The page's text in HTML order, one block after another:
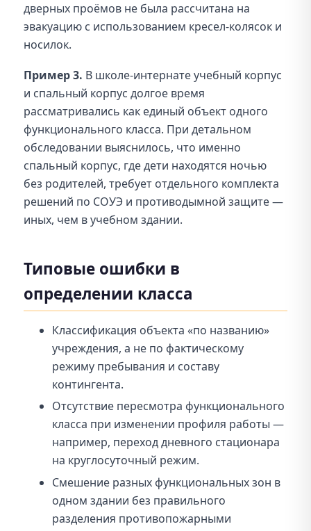
дверных проёмов не была рассчитана на
эвакуацию с использованием кресел-колясок и
носилок.
Пример 3. В школе-интернате учебный корпус
и спальный корпус долгое время
рассматривались как единый объект одного
функционального класса. При детальном
обследовании выяснилось, что именно
спальный корпус, где дети находятся ночью
без родителей, требует отдельного комплекта
решений по СОУЭ и противодымной защите —
иных, чем в учебном здании.
Типовые ошибки в
определении класса
Классификация объекта «по названию»
учреждения, а не по фактическому
режиму пребывания и составу
контингента.
Отсутствие пересмотра функционального
класса при изменении профиля работы —
например, переход дневного стационара
на круглосуточный режим.
Смешение разных функциональных зон в
одном здании без правильного
разделения противопожарными